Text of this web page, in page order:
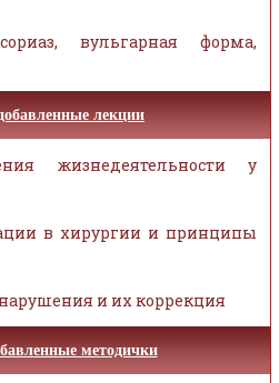
вульгарная форма,
лекции
жизнедеятельности у
в хирургии и принципы
и их коррекция
методички